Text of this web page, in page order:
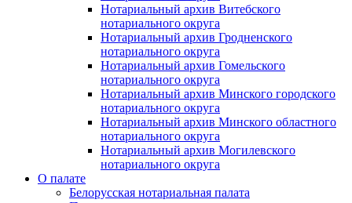
Нотариальный архив Витебского
нотариального округа
Нотариальный архив Гродненского
нотариального округа
Нотариальный архив Гомельского
нотариального округа
Нотариальный архив Минского городского
нотариального округа
Нотариальный архив Минского областного
нотариального округа
Нотариальный архив Могилевского
нотариального округа
О палате
Белорусская нотариальная палата